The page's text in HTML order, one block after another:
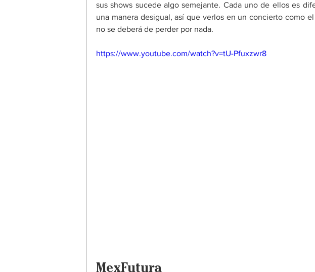
sus shows sucede algo semejante. Cada uno de ellos es
una manera desigual, así que verlos en un concierto como
no se deberá de perder por nada.
https://www.youtube.com/watch?v=tU-Pfuxzwr8
MexFutura